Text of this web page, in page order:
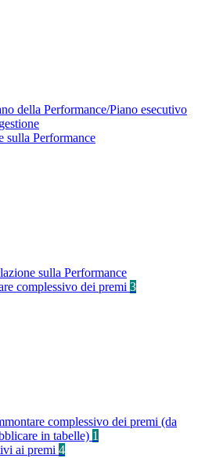
della Performance/Piano esecutivo
sulla Performance
sulla Performance
complessivo dei premi 3
complessivo dei premi (da
in tabelle) 1
ai premi 4